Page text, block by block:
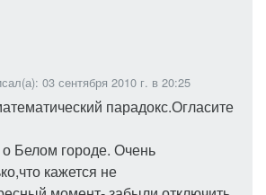
03 сентября 2010 г. в 20:25
парадокс.Огласите
Белом городе. Очень
кажется не